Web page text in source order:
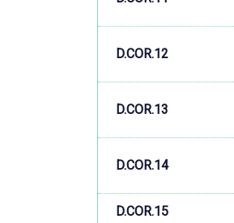
D.COR.12
D.COR.13
D.COR.14
D.COR.15